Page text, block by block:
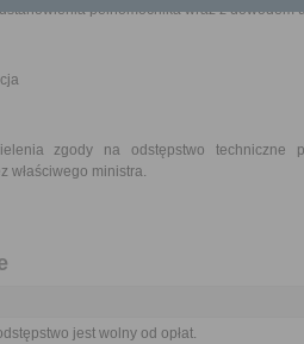
pełnomocnika wraz z dowodem
zgody na odstępstwo
właściwego ministra.
jest wolny od opłat.